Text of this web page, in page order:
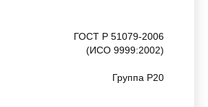
ГОСТ Р 51079-2006
(ИСО 9999:2002)
Группа Р20